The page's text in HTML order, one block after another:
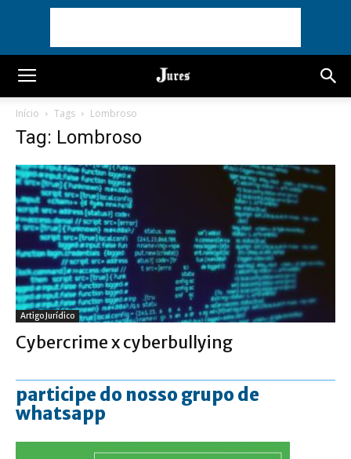
Início Tags Lombroso
Tag: Lombroso
Artigo Jurídico
Cybercrime x cyberbullying
participe do nosso grupo de
whatsapp